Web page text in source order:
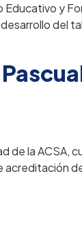
y
del
la ACSA,